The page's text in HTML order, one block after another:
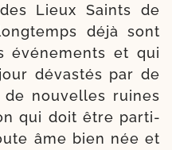
Lieux Saints de
déjà sont
évé­ne­ments et qui
dévas­tés par de
nou­velles ruines
qui doit être par­ti­
âme bien née et